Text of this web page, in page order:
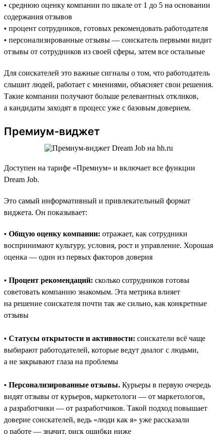
• среднюю оценку компании по шкале от 1 до 5 на основании
содержания отзывов
• процент сотрудников, готовых рекомендовать работодателя
• персонализированные отзывы — соискатель первыми видит
отзывы от сотрудников из своей сферы, затем все остальные
Для соискателей это важные сигналы о том, что работодатель
слышит людей, работает с мнениями, объясняет свои решения.
Такие компании получают больше релевантных откликов,
а кандидаты заходят в процесс уже с базовым доверием.
Премиум-виджет
Доступен на тарифе «Премиум» и включает все функции
Dream Job.
Это самый информативный и привлекательный формат
виджета. Он показывает:
• Общую оценку компании: отражает, как сотрудники
воспринимают культуру, условия, рост и управление. Хорошая
оценка — один из первых факторов доверия
• Процент рекомендаций: сколько сотрудников готовы
советовать компанию знакомым. Эта метрика влияет
на решение соискателя почти так же сильно, как конкретные
отзывы
• Статусы открытости и активности: соискатели всё чаще
выбирают работодателей, которые ведут диалог с людьми,
а не закрывают глаза на проблемы
• Персонализированные отзывы. Курьеры в первую очередь
видят отзывы от курьеров, маркетологи — от маркетологов,
а разработчики — от разработчиков. Такой подход повышает
доверие соискателей, ведь «люди как я» уже рассказали
о работе — значит, риск ошибки ниже